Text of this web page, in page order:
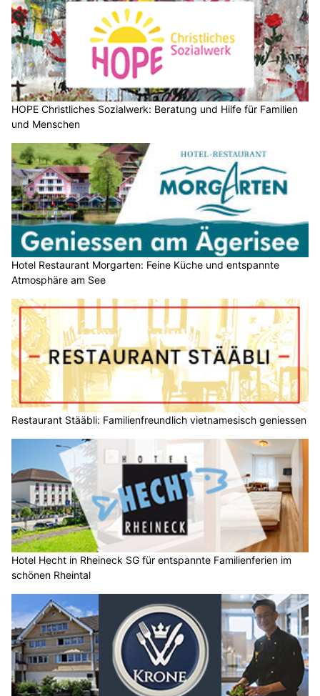
HOPE Christliches Sozialwerk: Beratung und Hilfe für Familien
und Menschen
Hotel Restaurant Morgarten: Feine Küche und entspannte
Atmosphäre am See
Restaurant Stääbli: Familienfreundlich vietnamesisch geniessen
Hotel Hecht in Rheineck SG für entspannte Familienferien im
schönen Rheintal